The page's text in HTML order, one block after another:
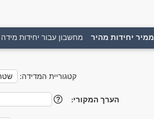
ממיר יחידות מהיר מחשבון עבור יחידות מידה
קטגוריית המדידה:
הערך המקורי: ?